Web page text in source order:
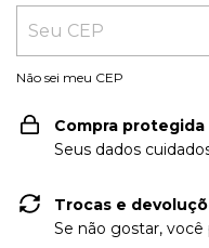
Não sei meu CEP
Compra protegida
Seus dados
Trocas e
Se não gostar,